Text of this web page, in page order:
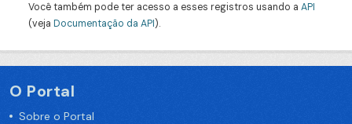
Você também pode ter acesso a esses registros usando a API
(veja Documentação da API).
O Portal
Sobre o Portal